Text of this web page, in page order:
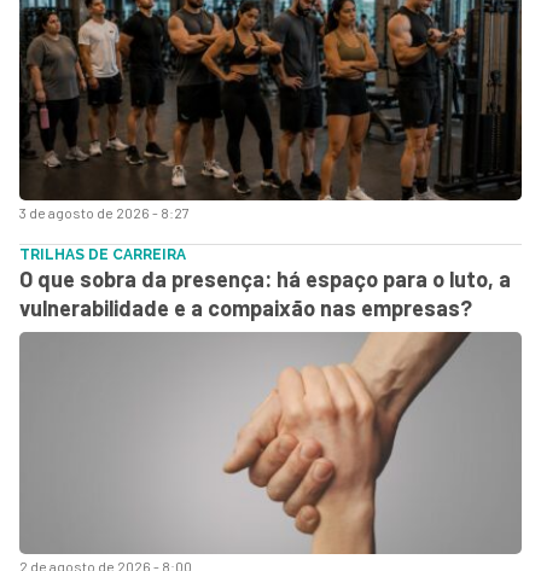
3 de agosto de 2026 - 8:27
2 de agosto de 2026 - 8:00
TRILHAS DE CARREIRA
O que sobra da presença: há espaço para o luto, a
vulnerabilidade e a compaixão nas empresas?